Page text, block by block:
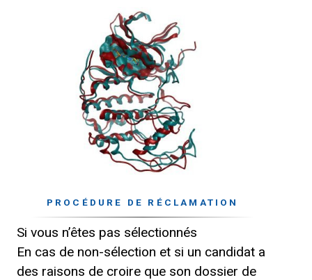
PROCÉDURE DE RÉCLAMATION
Si vous n’êtes pas sélectionnés
En cas de non-sélection et si un candidat a
des raisons de croire que son dossier de